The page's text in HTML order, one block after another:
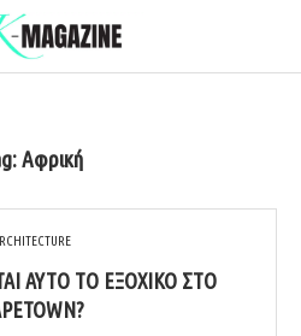
Αφρική
ΑΥΤΌ ΤΟ ΕΞΟΧΙΚΌ ΣΤΟ